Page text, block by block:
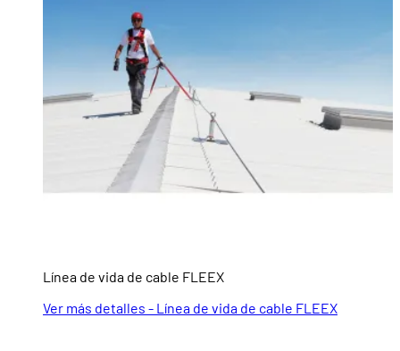
Línea de vida de cable FLEEX
Ver más detalles - Línea de vida de cable FLEEX